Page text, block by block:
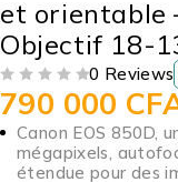
et orientable
Objectif 18-
0 Reviews
790 000
Canon EOS 850D,
mégapixels,
étendue pour des